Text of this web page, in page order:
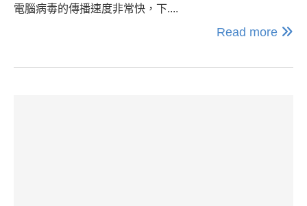
電腦病毒的傳播速度非常快，下....
Read more